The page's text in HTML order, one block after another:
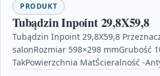
PRODUKT
Tubądzin Inpoint 29,8X59,8
Tubądzin Inpoint 29,8X59,8
salonRozmiar 598×298 mmGrubość
TakPowierzchnia MatŚcieralność -